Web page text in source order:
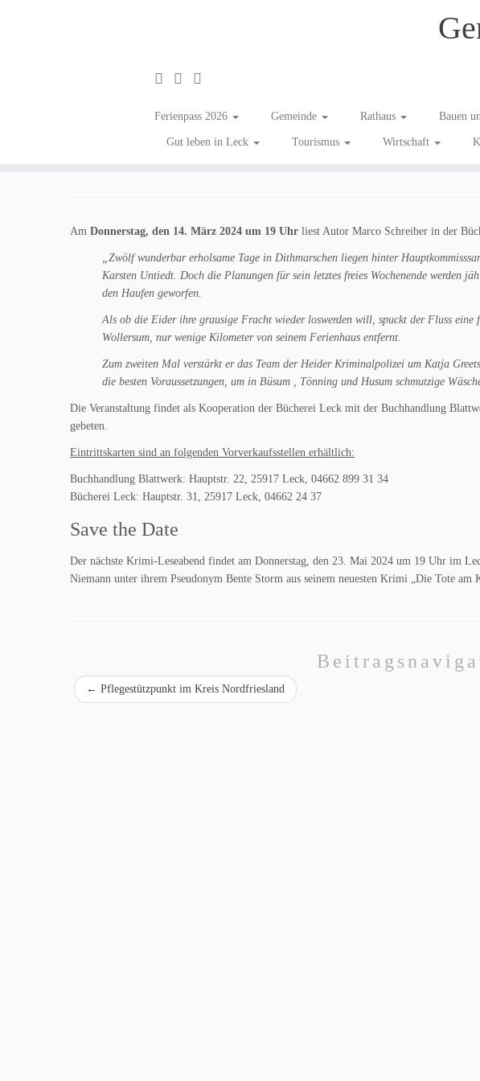
Ferienpass 2026 Gemeinde Rathaus Bauen
Gut leben in Leck Tourismus Wirtschaft
Lust auf Krimi???
Am Donnerstag, den 14. März 2024 um 19 Uhr liest Autor Marco Schreiber in der
„Zwölf wunderbar erholsame Tage in Dithmarschen liegen hinter Hauptkommisssar
Karsten Untiedt. Doch die Planungen für sein letztes freies Wochenende werden
den Haufen geworfen.
Als ob die Eider ihre grausige Fracht wieder loswerden will, spuckt der Fluss
Wollersum, nur wenige Kilometer von seinem Ferienhaus entfernt.
Zum zweiten Mal verstärkt er das Team der Heider Kriminalpolizei um Katja
die besten Voraussetzungen, um in Büsum , Tönning und Husum schmutzige
Die Veranstaltung findet als Kooperation der Bücherei Leck mit der Buchhandlung
gebeten.
Eintrittskarten sind an folgenden Vorverkaufsstellen erhältlich:
Buchhandlung Blattwerk: Hauptstr. 22, 25917 Leck, 04662 899 31 34
Bücherei Leck: Hauptstr. 31, 25917 Leck, 04662 24 37
Save the Date
Der nächste Krimi-Leseabend findet am Donnerstag, den 23. Mai 2024 um 19 Uhr im
Niemann unter ihrem Pseudonym Bente Storm aus seinem neuesten Krimi „Die Tote am
← Pflegestützpunkt im Kreis Nordfriesland